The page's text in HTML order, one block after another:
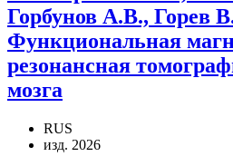
Горбунов А.В., Горев
Функциональная
резонансная
мозга
RUS
изд. 2026